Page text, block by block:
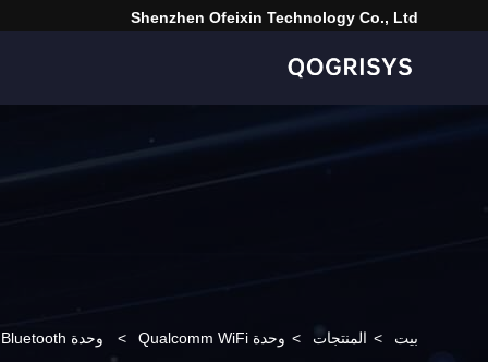
Shenzhen Ofeixin Technology Co., Ltd
بيت > المنتجات > وحدة Qualcomm WiFi > وحدة Qualcomm QCA1023 Wifi Bluetooth صغيرة الحجم متكاملة لاسلكيًا للغاية لـ STB